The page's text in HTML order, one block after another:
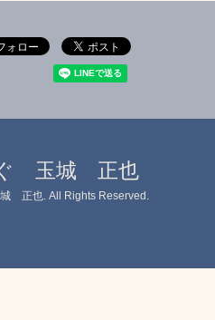
玉城 正也
城 正也. All Rights Reserved.